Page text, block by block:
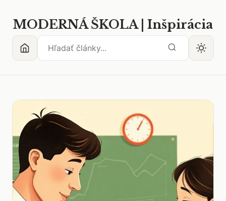
MODERNÁ ŠKOLA | Inšpirácia